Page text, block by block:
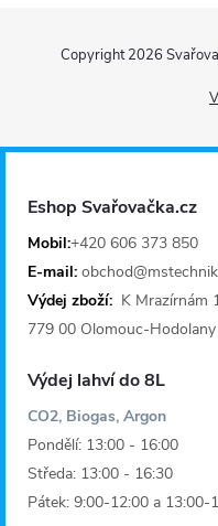
p
Copyright 2026
Eshop Svařovačka.cz
Mobil:+420 606 373 850
E-mail:
Výdej zboží: K Mrazírnám
779 00 Olomouc-Hodolany
Výdej lahví do 8L
CO2, Biogas, Argon
Pondělí: 13:00 - 16:00
Středa: 13:00 - 16:30
Pátek: 9:00-12:00 a 13:00-